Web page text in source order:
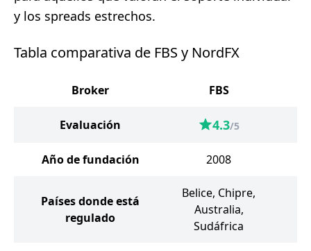
y los spreads estrechos.
Tabla comparativa de FBS y NordFX
Broker FBS
Evaluación 4.3/5
Año de fundación 2008
Países donde está
regulado
Belice, Chipre,
Australia,
Sudáfrica